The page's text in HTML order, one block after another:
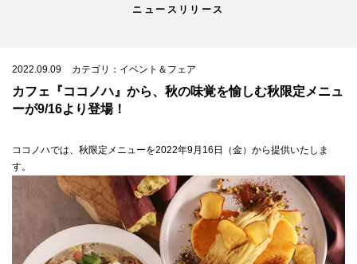
DOMAIN
NEWS
CLOSE
ニュースリリース
2022.09.09 カテゴリ：イベント＆フェア
カフェ『ココノハ』から、秋の味覚を愉しむ秋限定メニュ
ーが9/16より登場！
ココノハでは、秋限定メニューを2022年9月16日（金）から提供いたしま
す。